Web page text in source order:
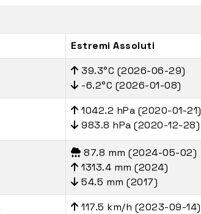
Estremi Assoluti
39.3°C (2026-06-29)
-6.2°C (2026-01-08)
1042.2 hPa (2020-01-21)
983.8 hPa (2020-12-28)
87.8 mm (2024-05-02)
1313.4 mm (2024)
54.5 mm (2017)
117.5 km/h (2023-09-14)